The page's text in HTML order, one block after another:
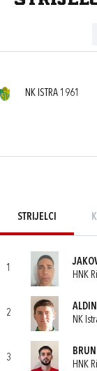
NK ISTRA 1961
STRIJELCI
1
HNK
2
NK
3
HNK